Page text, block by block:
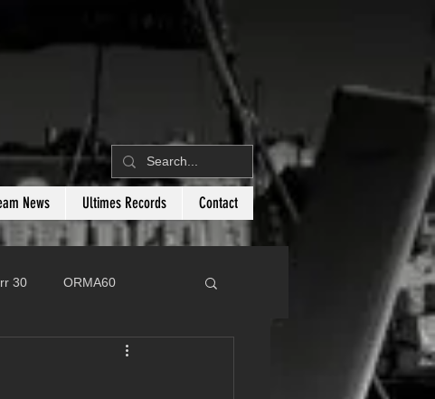
News Ultimes Records Contact
30 ORMA60